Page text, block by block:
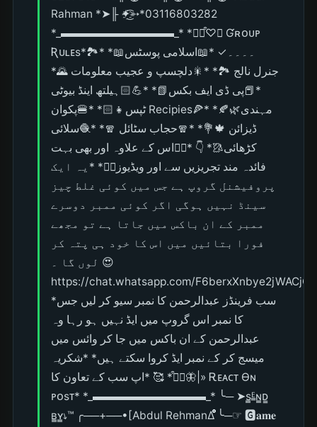
Rahman *➤╟ ✦҈͜͡➳*03116803282
*_▬▬▬▬▬▬▬▬▬▬_* *┅⃞͒♡︎⤹ Ɠʀᴏᴜᴘ
Ʀᴜʟᴇs*۔۔۔۔✓ *📖اسلامی پوسٹس📖* *🏞️
جنرل نالج 🏞️* *🎇دلچسپ و عجیب معلومات 🌄*
*📕پی ڈی ایف بکس📗* *💪🏻ہیلتھ اینڈ بیوٹی
ٹپس👧🏻* *🍔پکوان Recipies🍕* *🍂🌿مہندی
ڈیزائن 🍁💐* *🧣حجاب سٹائل 🧣* *🧶سلائی
کڑھائی🥻* 👇 *👈🏻اس کے علاوہ اور بھی بہت
فائدہ مند تجریزیں سے اور ویڈیوز👉🏻* *یہ ایک
پروفیشنل گروپ ہے جس میں کوئی غلط چیز
سینڈ نہیں ہوگی اگر کوئی ممبر دوسرے
ممبر کے ان باکس میں جاتا ہے تو مجھے
فورا بتائیں میں اس کا خود ہی پتہ کر
لوں گا ۔ 😍
https://chat.whatsapp.com/
*سب فرینڈز عبدالرحمن کا نمبر سیو کر لیں جس
کا نمبر اس گروپ میں ایڈ نہیں ہو رہا وہ
عبدالرحمن کے ان باکس میں جا کر وائس میں
میسج کر کے نمبر ایڈ کروا سکتے ہیں* *شکریہ
اپ سب کے تعاون کا* 🥰 *┅⃞͒🦋|» Ꭱᴇᴀᴄᴛ ϴɴ
ᴘᴏsᴛ* *_▬▬▬▬▬▬▬▬▬▬_* ╰─ ➤s̳ᴱ̳ɴ̳ᴅ̳
ʙ̳ʏ̳⭏™ ╭──+──•[Abdul Rehman∆ ̊̊̊̊̊̊̊̊̊̊̊̊̊̊̊̊̊̊̊̊̊̊̊̊̊̊̊̊̊̊̊̊̊̊̊̊̊̊̊̊̊̊̊̊̊̊̊̊̊̊̊̊̊̊̊̊̊̊̊̊̊̊̊̊̊̊̊̊̊̊̊̊̊̊̊̊̊̊╰─☞︎︎︎ 🅶𝐚𝐦𝐞